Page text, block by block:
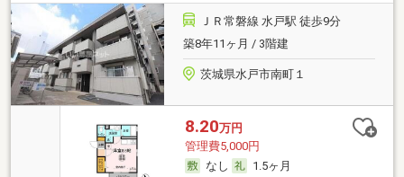
ＪＲ常磐線 水戸駅 徒歩9分
築8年11ヶ月 / 3階建
茨城県水戸市南町１
8.20万円
管理費5,000円
なし
1.5ヶ月